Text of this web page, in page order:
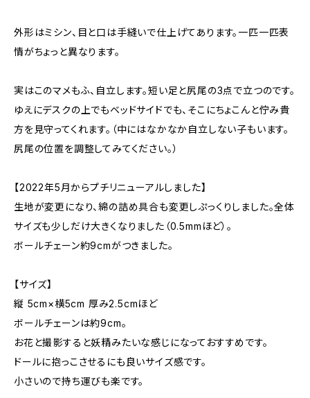
外形はミシン、目と口は手縫いで仕上げてあります。一匹一匹表
情がちょっと異なります。
実はこのマメもふ、自立します。短い足と尻尾の3点で立つのです。
ゆえにデスクの上でもベッドサイドでも、そこにちょこんと佇み貴
方を見守ってくれます。（中にはなかなか自立しない子もいます。
尻尾の位置を調整してみてください。）
【2022年5月からプチリニューアルしました】
生地が変更になり、綿の詰め具合も変更しぷっくりしました。全体
サイズも少しだけ大きくなりました（0.5mmほど）。
ボールチェーン約9cmがつきました。
【サイズ】
縦 5cm×横5cm 厚み2.5cmほど
ボールチェーンは約9cm。
お花と撮影すると妖精みたいな感じになっておすすめです。
ドールに抱っこさせるにも良いサイズ感です。
小さいので持ち運びも楽です。